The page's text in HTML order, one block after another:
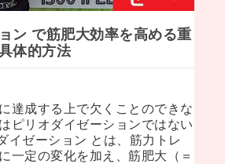
ン で筋肥大効率を高める重
体的方法
達成する上で欠くことのできな
ピリオダイゼーションではない
ゼーション とは、筋力トレ
一定の変化を加え、筋肥大（＝